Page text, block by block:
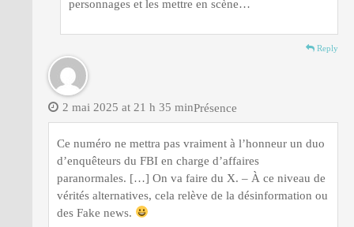
personnages et les mettre en scène…
Reply
Présence
2 mai 2025 at 21 h 35 min
Ce numéro ne mettra pas vraiment à l’honneur un duo
d’enquêteurs du FBI en charge d’affaires
paranormales. […] On va faire du X. – À ce niveau de
vérités alternatives, cela relève de la désinformation ou
des Fake news.